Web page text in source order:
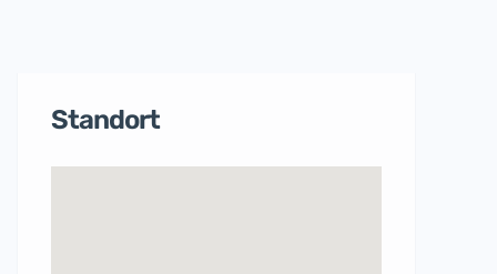
Standort